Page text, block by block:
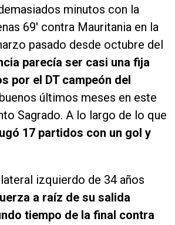
minutos con la
69′ contra Mauritania en la
pasado desde octubre del
parecía ser casi una fija
por el DT campeón del
últimos meses en este
Sagrado. A lo largo de lo que
17 partidos con un gol y
izquierdo de 34 años
a raíz de su salida
tiempo de la final contra